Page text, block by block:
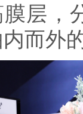
层，
而外